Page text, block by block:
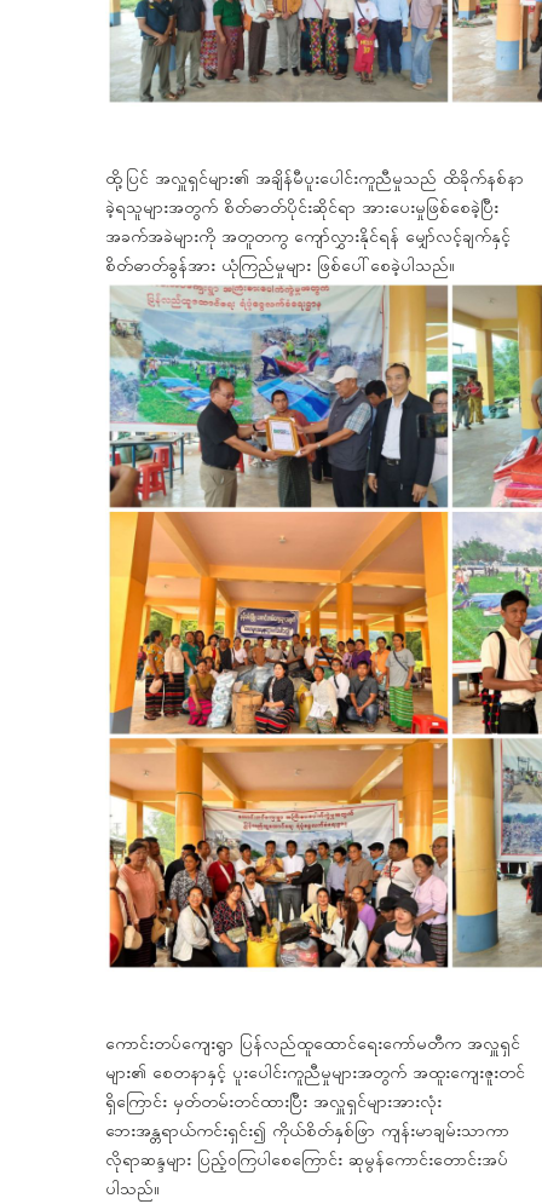
ထို့ပြင် အလှူရှင်များ၏ အချိန်မီပူးပေါင်းကူညီမှုသည် ထိခိုက်နစ်နာ
ခဲ့ရသူများအတွက် စိတ်ဓာတ်ပိုင်းဆိုင်ရာ အားပေးမှုဖြစ်စေခဲ့ပြီး
အခက်အခဲများကို အတူတကွ ကျော်လွှားနိုင်ရန် မျှော်လင့်ချက်နှင့်
စိတ်ဓာတ်ခွန်အား ယုံကြည်မှုများ ဖြစ်ပေါ်စေခဲ့ပါသည်။
ကောင်းတပ်ကျေးရွာ ပြန်လည်ထူထောင်ရေးကော်မတီက အလှူရှင်
များ၏ စေတနာနှင့် ပူးပေါင်းကူညီမှုများအတွက် အထူးကျေးဇူးတင်
ရှိကြောင်း မှတ်တမ်းတင်ထားပြီး အလှူရှင်များအားလုံး
ဘေးအန္တရာယ်ကင်းရှင်း၍ ကိုယ်စိတ်နှစ်ဖြာ ကျန်းမာချမ်းသာကာ
လိုရာဆန္ဒများ ပြည့်ဝကြပါစေကြောင်း ဆုမွန်ကောင်းတောင်းအပ်
ပါသည်။